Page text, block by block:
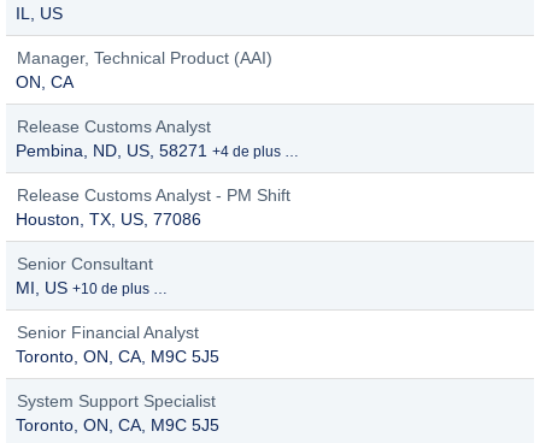
IL, US
Manager, Technical Product (AAI)
ON, CA
Release Customs Analyst
Pembina, ND, US, 58271 +4 de plus …
Release Customs Analyst - PM Shift
Houston, TX, US, 77086
Senior Consultant
MI, US +10 de plus …
Senior Financial Analyst
Toronto, ON, CA, M9C 5J5
System Support Specialist
Toronto, ON, CA, M9C 5J5